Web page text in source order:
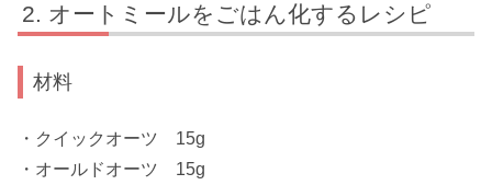
オートミールをごはん化するレシピ
材料
・クイックオーツ 15g
・オールドオーツ 15g